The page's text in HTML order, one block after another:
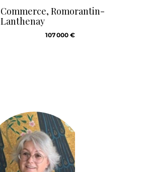
Commerce, Romorantin-
Lanthenay
107 000 €